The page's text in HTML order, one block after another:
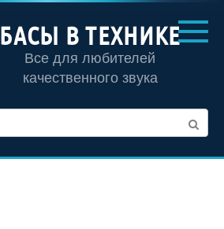
БАСЫ В ТЕХНИКЕ
Все для любителей
качественного звука